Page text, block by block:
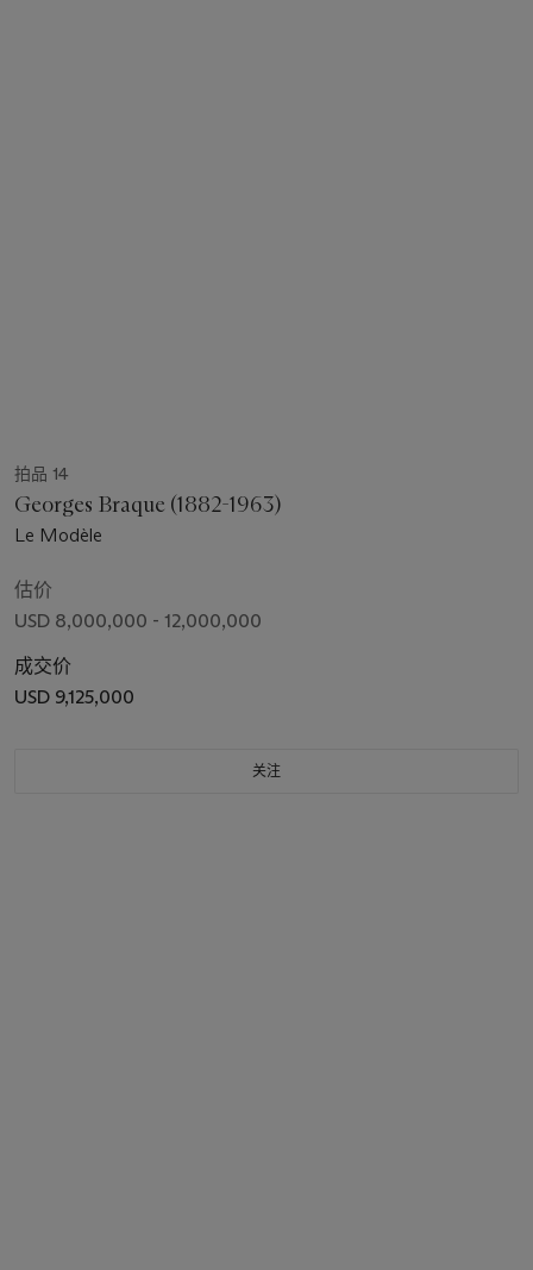
拍品 14
Georges Braque (1882-1963)
Le Modèle
估价
USD 8,000,000 - 12,000,000
成交价
USD 9,125,000
关注